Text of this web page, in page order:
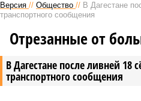
Версия // Общество // В Дагестане
транспортного сообщения
В Дагестане после ливней 18
транспортного сообщения
Отрезанные от